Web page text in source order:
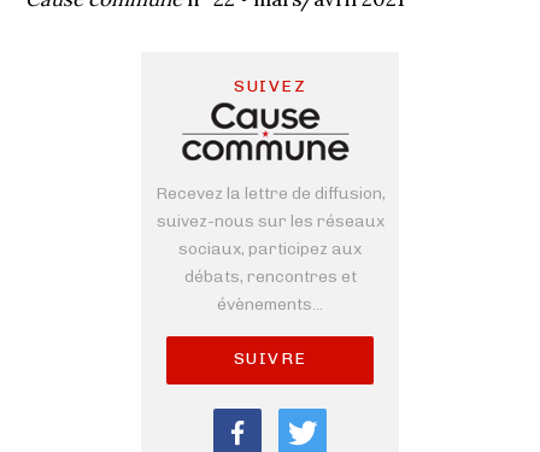
SUIVEZ
Recevez la lettre de diffusion,
suivez-nous sur les réseaux
sociaux, participez aux
débats, rencontres et
évènements...
SUIVRE